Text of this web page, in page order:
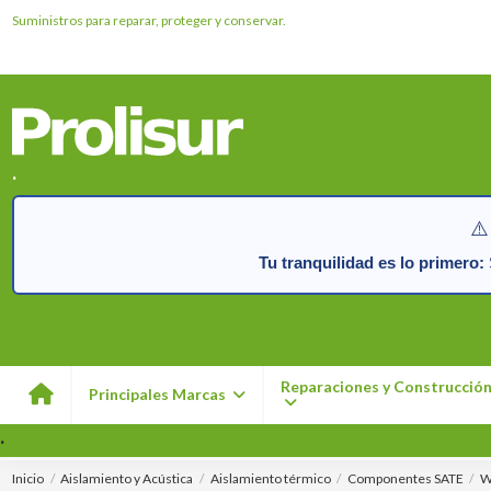
Suministros para reparar, proteger y conservar.
.
⚠️
Tu tranquilidad es lo primero:
Principales Marcas Reparaciones y
.
Inicio Aislamiento y Acústica Aislamiento térmico Componentes SATE